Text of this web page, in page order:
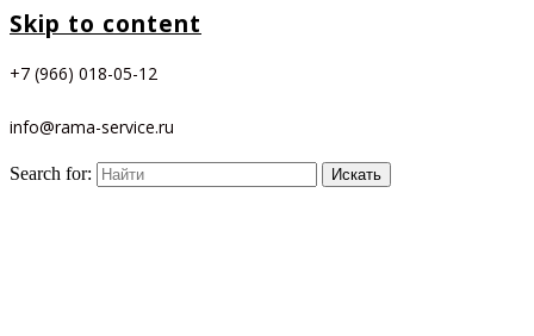
Skip to content
+7 (966) 018-05-12
info@rama-service.ru
Search for: